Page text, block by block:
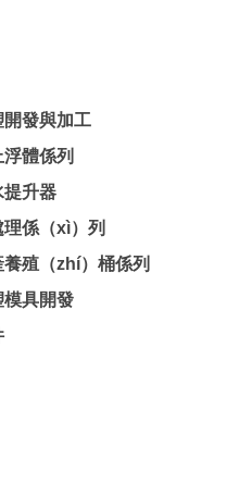
開發與加工
浮體係列
提升器
理係（xì）列
養殖（zhí）桶係列
模具開發